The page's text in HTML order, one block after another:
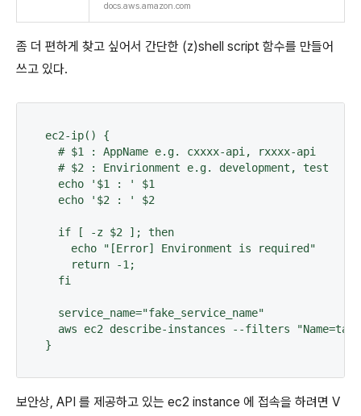
docs.aws.amazon.com
좀 더 편하게 찾고 싶어서 간단한 (z)shell script 함수를 만들어
쓰고 있다.
ec2-ip() {
  # $1 : AppName e.g. cxxxx-api, rxxxx-api
  # $2 : Envirionment e.g. development, test
  echo '$1 : ' $1
  echo '$2 : ' $2
  if [ -z $2 ]; then
    echo "[Error] Environment is required"
    return -1;
  fi
  service_name="fake_service_name"
aws ec2 describe-instances --filters
}
보안상, API 를 제공하고 있는 ec2 instance 에 접속을 하려면 V